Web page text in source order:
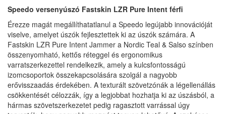
Speedo versenyúszó Fastskin LZR Pure Intent férfi
Érezze magát megállíthatatlanul a Speedo legújabb innovációját
viselve, amelyet úszók fejlesztettek ki az úszók számára. A
Fastskin LZR Pure Intent Jammer a Nordic Teal & Salso színben
összenyomható, kettős réteggel és ergonomikus
varratszerkezettel rendelkezik, amely a kulcsfontosságú
izomcsoportok összekapcsolására szolgál a nagyobb
erővisszaadás érdekében. A texturált szövetzónák a légellenállás
csökkentését célozzák, így a legjobbat hozhatja ki az úszásból, a
hármas szövetszerkezetet pedig ragasztott varrással úgy